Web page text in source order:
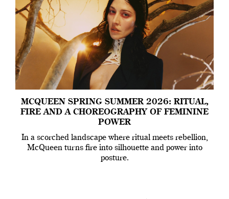
MCQUEEN SPRING SUMMER 2026: RITUAL,
FIRE AND A CHOREOGRAPHY OF FEMININE
POWER
In a scorched landscape where ritual meets rebellion,
McQueen turns fire into silhouette and power into
posture.